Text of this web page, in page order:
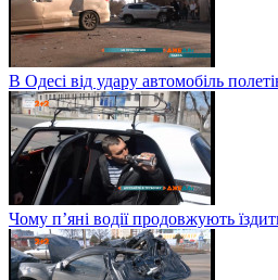
В Одесі від удару автомобіль
Чому п’яні водії продовжують